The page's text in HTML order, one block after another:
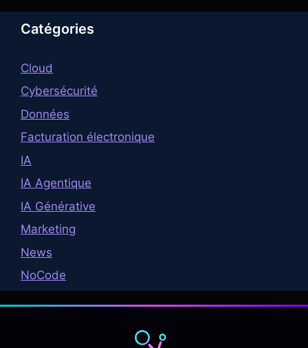
Catégories
Cloud
Cybersécurité
Données
Facturation électronique
IA
IA Agentique
IA Générative
Marketing
News
NoCode